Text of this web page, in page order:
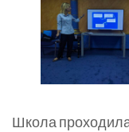
Школа